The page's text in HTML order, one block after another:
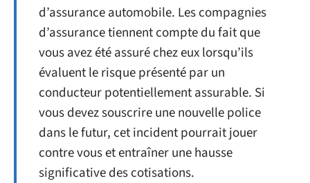
d’assurance automobile. Les compagnies
d’assurance tiennent compte du fait que
vous avez été assuré chez eux lorsqu’ils
évaluent le risque présenté par un
conducteur potentiellement assurable. Si
vous devez souscrire une nouvelle police
dans le futur, cet incident pourrait jouer
contre vous et entraîner une hausse
significative des cotisations.